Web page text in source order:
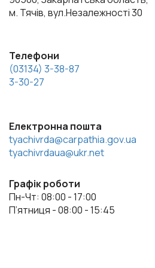
м. Тячів, вул.Незалежності 30
Телефони
(03134) 3-38-87
3-30-27
Електронна пошта
tyachivrda@carpathia.gov.ua
tyachivrdaua@ukr.net
Графік роботи
Пн-Чт: 08:00 - 17:00
П’ятниця - 08:00 - 15:45